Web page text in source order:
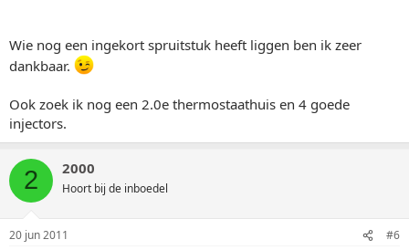
Wie nog een ingekort spruitstuk heeft liggen ben ik zeer
dankbaar.
Ook zoek ik nog een 2.0e thermostaathuis en 4 goede
injectors.
2 2000
Hoort bij de inboedel
20 jun 2011 #6